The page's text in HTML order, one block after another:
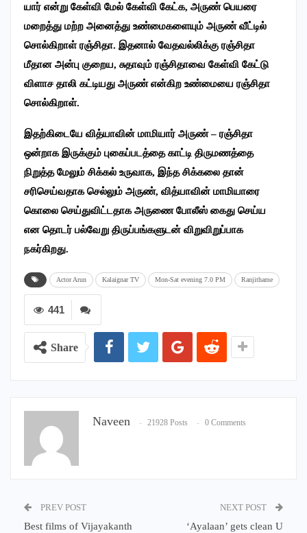
யார் என்று கேள்வி மேல் கேள்வி கேட்க, அருண் பெயரை
மறைத்து மற்ற அனைத்து உண்மைகளையும் அருண் வீட்டில்
சொல்கிறாள் ரஞ்சிதா. இதனால் வேதவல்லிக்கு ரஞ்சிதா
மீதான அன்பு குறைய, சுதாவும் ரஞ்சிதாவை கேள்வி கேட்டு
விளாச தாலி கட்டியது அருண் என்கிற உண்மையை ரஞ்சிதா
சொல்கிறாள்.
இதற்கிடையே வித்யாவின் மாமியார் அருண் – ரஞ்சிதா
ஒன்றாக இருக்கும் புகைப்படத்தை காட்டி திருமணத்தை
நிறுத்த மேலும் சிக்கல் உருவாக, இந்த சிக்கலை தான்
சரிசெய்வதாக செல்லும் அருண், வித்யாவின் மாமியாரை
கொலை செய்துவிட்டதாக அருணை போலீஸ் கைது செய்ய
என தொடர் பல்வேறு திருப்பங்களுடன் விறுவிறுப்பாக
நகர்கிறது.
Actor Arun Kalaignar TV Mon-Sat evening 7.0 PM Ranjithame
441
Share
Naveen 21928 Posts 0 Comments
PREV POST
Best films of Vijayakanth
NEXT POST
‘Ayalaan’ gets clean U